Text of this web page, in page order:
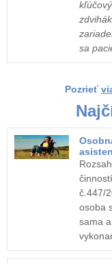
sa
Pozrieť
č.447/
osoba
sama